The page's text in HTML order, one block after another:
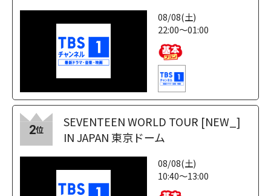
08/08(土)
22:00～01:00
2位
SEVENTEEN WORLD TOUR [NEW_]
IN JAPAN 東京ドーム
08/08(土)
10:40～13:00